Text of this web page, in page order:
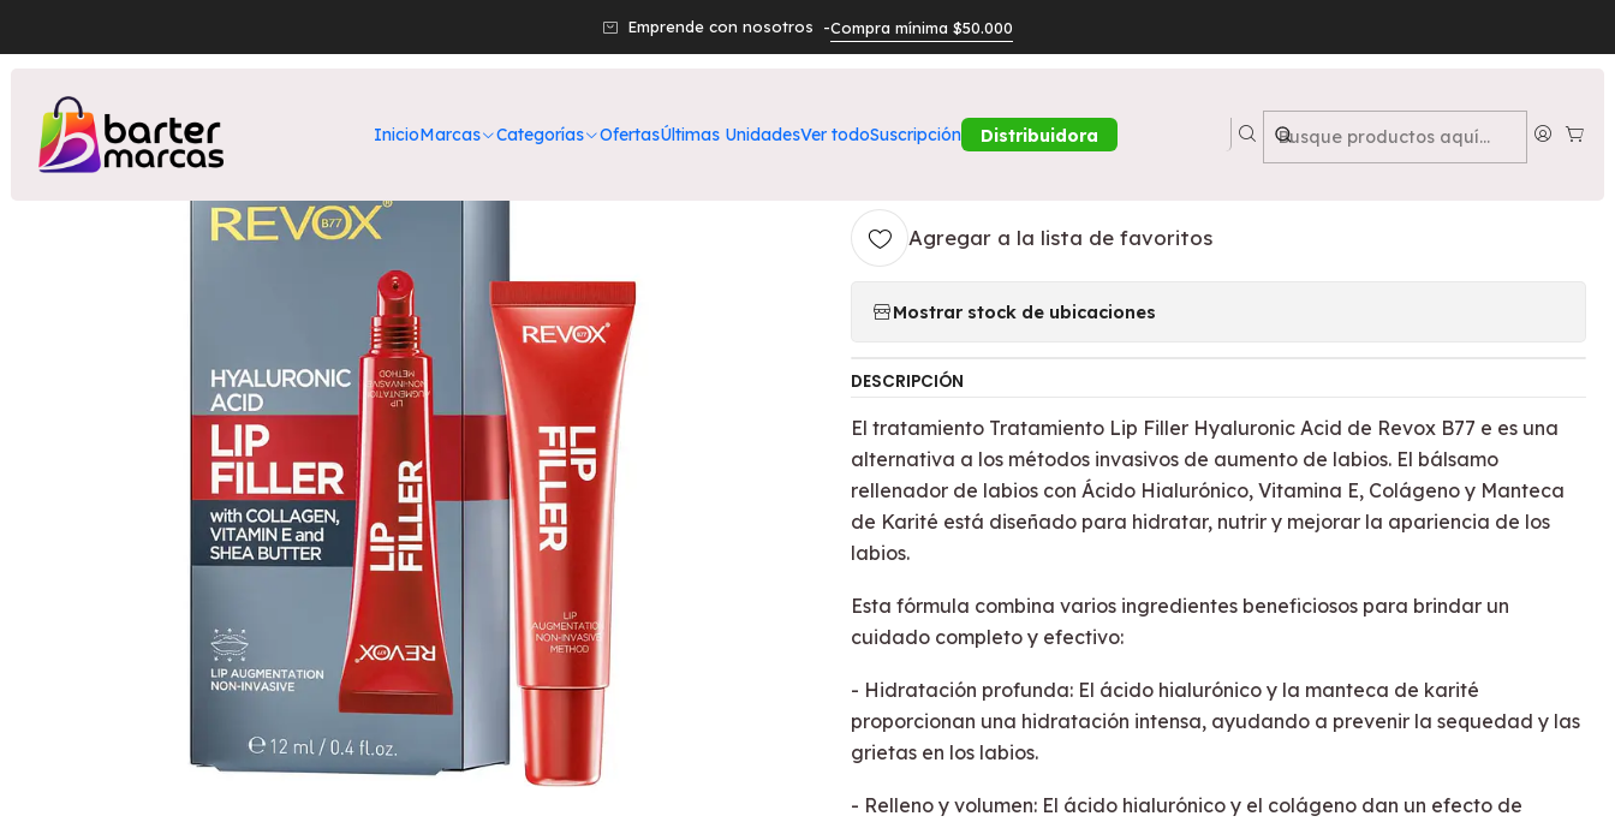
InicioMarcas Categorías OfertasÚltimas UnidadesVer todoSuscripción Distribuidora
Emprende con nosotros -Compra mínima $50.000
Nuestros Productos Belleza Labios Tratamiento Lip Filler Hyaluronic Acid - REVOX
Tratamiento Lip Filler Hyaluronic Acid -
Agregar a la lista de favoritos
Mostrar stock de ubicaciones
DESCRIPCIÓN
El tratamiento Tratamiento Lip Filler Hyaluronic Acid de Revox B77 e es una
alternativa a los métodos invasivos de aumento de labios. El bálsamo
rellenador de labios con Ácido Hialurónico, Vitamina E, Colágeno y Manteca
de Karité está diseñado para hidratar, nutrir y mejorar la apariencia de los
labios.
Esta fórmula combina varios ingredientes beneficiosos para brindar un
cuidado completo y efectivo:
- Hidratación profunda: El ácido hialurónico y la manteca de karité
proporcionan una hidratación intensa, ayudando a prevenir la sequedad y las
grietas en los labios.
- Relleno y volumen: El ácido hialurónico y el colágeno dan un efecto de